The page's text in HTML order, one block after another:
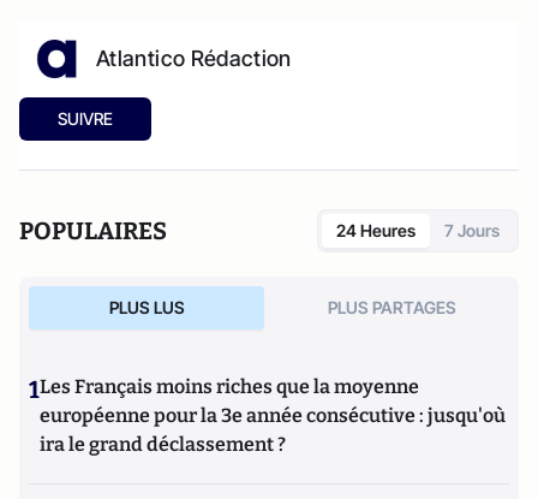
Atlantico Rédaction
SUIVRE
POPULAIRES 24 Heures 7 Jours
PLUS LUS PLUS PARTAGES
1Les Français moins riches que la moyenne
européenne pour la 3e année consécutive : jusqu'où
ira le grand déclassement ?